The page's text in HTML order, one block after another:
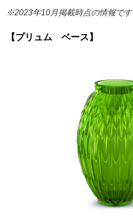
※2023年10月掲載時点の情報です
【プリュム ベース】